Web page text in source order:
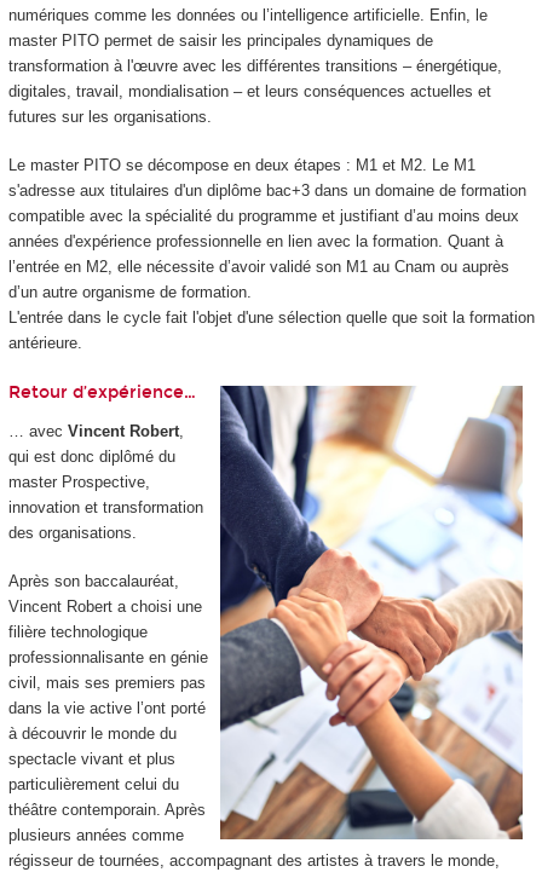
numériques comme les données ou l’intelligence artificielle. Enfin, le
master PITO permet de saisir les principales dynamiques de
transformation à l'œuvre avec les différentes transitions – énergétique,
digitales, travail, mondialisation – et leurs conséquences actuelles et
futures sur les organisations.
Le master PITO se décompose en deux étapes : M1 et M2. Le M1
s'adresse aux titulaires d'un diplôme bac+3 dans un domaine de formation
compatible avec la spécialité du programme et justifiant d’au moins deux
années d'expérience professionnelle en lien avec la formation. Quant à
l’entrée en M2, elle nécessite d’avoir validé son M1 au Cnam ou auprès
d’un autre organisme de formation.
L'entrée dans le cycle fait l'objet d'une sélection quelle que soit la formation
antérieure.
Retour d’expérience…
… avec Vincent Robert,
qui est donc diplômé du
master Prospective,
innovation et transformation
des organisations.
Après son baccalauréat,
Vincent Robert a choisi une
filière technologique
professionnalisante en génie
civil, mais ses premiers pas
dans la vie active l’ont porté
à découvrir le monde du
spectacle vivant et plus
particulièrement celui du
théâtre contemporain. Après
plusieurs années comme
régisseur de tournées, accompagnant des artistes à travers le monde,